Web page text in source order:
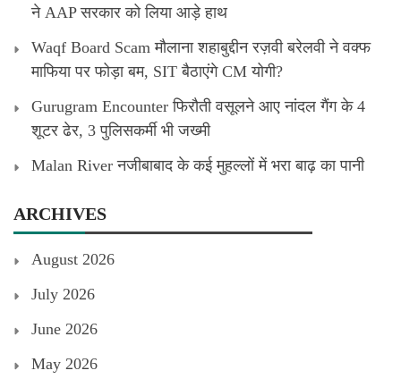
ने AAP सरकार को लिया आड़े हाथ
Waqf Board Scam मौलाना शहाबुद्दीन रज़वी बरेलवी ने वक्फ
माफिया पर फोड़ा बम, SIT बैठाएंगे CM योगी?
Gurugram Encounter फिरौती वसूलने आए नांदल गैंग के 4
शूटर ढेर, 3 पुलिसकर्मी भी जख्मी
Malan River नजीबाबाद के कई मुहल्लों में भरा बाढ़ का पानी
ARCHIVES
August 2026
July 2026
June 2026
May 2026